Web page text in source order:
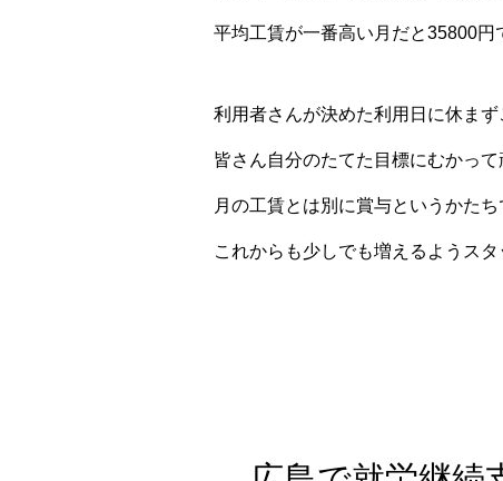
平均工賃が一番高い月だと35800円
利用者さんが決めた利用日に休ま
皆さん自分のたてた目標にむかっ
月の工賃とは別に賞与というかたち
これからも少しでも増えるようス